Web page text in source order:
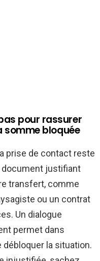
pour rassurer
somme bloquée
prise de contact reste
document justifiant
transfert, comme
ou un contrat
Un dialogue
permet dans
débloquer la situation.